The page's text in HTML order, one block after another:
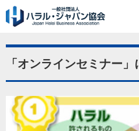
「オンラインセミナー